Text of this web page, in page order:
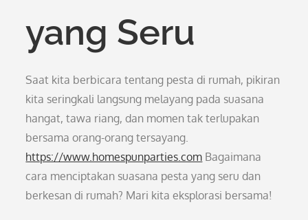
yang Seru
Saat kita berbicara tentang pesta di rumah, pikiran
kita seringkali langsung melayang pada suasana
hangat, tawa riang, dan momen tak terlupakan
bersama orang-orang tersayang.
https://www.homespunparties.com Bagaimana
cara menciptakan suasana pesta yang seru dan
berkesan di rumah? Mari kita eksplorasi bersama!